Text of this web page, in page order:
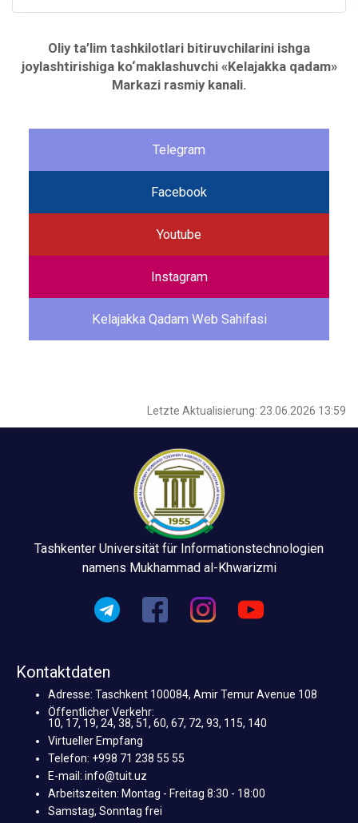
Oliy ta’lim tashkilotlari bitiruvchilarini ishga
joylashtirishiga ko‘maklashuvchi «Kelajakka qadam»
Markazi rasmiy kanali.
Telegram
Facebook
Youtube
Instagram
Kelajakka Qadam Web Sahifasi
Letzte Aktualisierung: 23.06.2026 13:59
Tashkenter Universität für Informationstechnologien
namens Mukhammad al-Khwarizmi
Kontaktdaten
Adresse: Taschkent 100084, Amir Temur Avenue 108
Öffentlicher Verkehr:
10, 17, 19, 24, 38, 51, 60, 67, 72, 93, 115, 140
Virtueller Empfang
Telefon: +998 71 238 55 55
E-mail: info@tuit.uz
Arbeitszeiten: Montag - Freitag 8:30 - 18:00
Samstag, Sonntag frei